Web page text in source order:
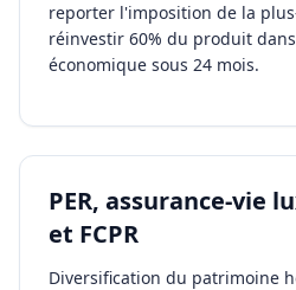
reporter l'imposition de la
réinvestir 60% du produit
économique sous 24 mois.
PER, assurance-vie
et FCPR
Diversification du patrimoine